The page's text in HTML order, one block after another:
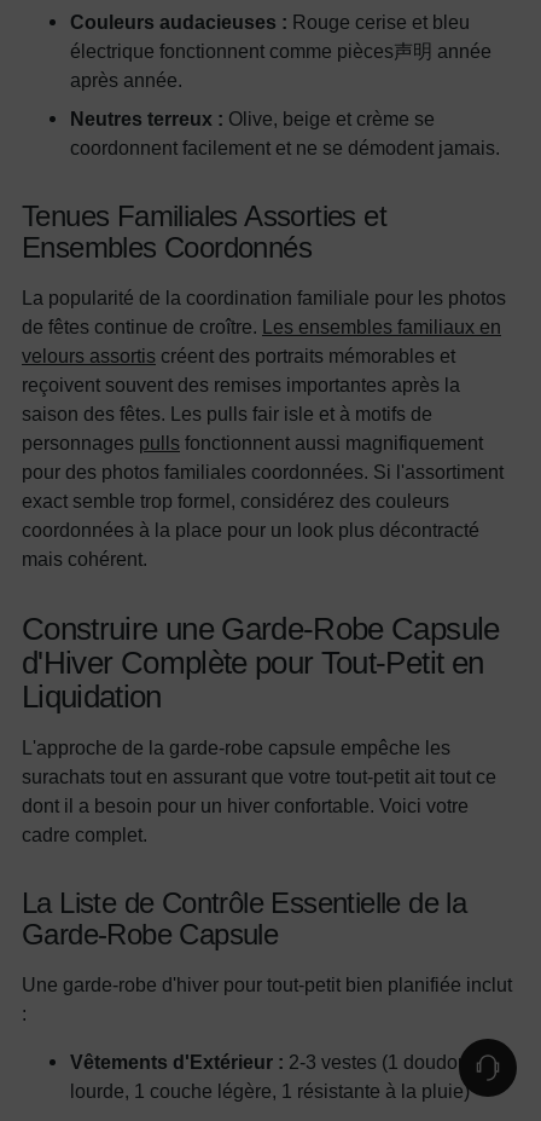
Couleurs audacieuses : Rouge cerise et bleu
électrique fonctionnent comme pièces声明 année
après année.
Neutres terreux : Olive, beige et crème se
coordonnent facilement et ne se démodent jamais.
Tenues Familiales Assorties et
Ensembles Coordonnés
La popularité de la coordination familiale pour les photos
de fêtes continue de croître. Les ensembles familiaux en
velours assortis créent des portraits mémorables et
reçoivent souvent des remises importantes après la
saison des fêtes. Les pulls fair isle et à motifs de
personnages pulls fonctionnent aussi magnifiquement
pour des photos familiales coordonnées. Si l'assortiment
exact semble trop formel, considérez des couleurs
coordonnées à la place pour un look plus décontracté
mais cohérent.
Construire une Garde-Robe Capsule
d'Hiver Complète pour Tout-Petit en
Liquidation
L'approche de la garde-robe capsule empêche les
surachats tout en assurant que votre tout-petit ait tout ce
dont il a besoin pour un hiver confortable. Voici votre
cadre complet.
La Liste de Contrôle Essentielle de la
Garde-Robe Capsule
Une garde-robe d'hiver pour tout-petit bien planifiée inclut
:
Vêtements d'Extérieur : 2-3 vestes (1 doudoune
lourde, 1 couche légère, 1 résistante à la pluie)